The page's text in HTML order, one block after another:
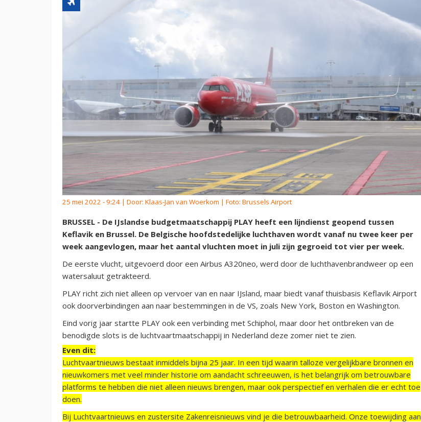
25 mei 2022 - 9:24 | Door: Klaas-Jan van Woerkom | Foto: Brussels Airport
BRUSSEL - De IJslandse budgetmaatschappij PLAY heeft een lijndienst geopend tussen
Keflavik en Brussel. De Belgische hoofdstedelijke luchthaven wordt vanaf nu twee keer per
week aangevlogen, maar het aantal vluchten moet in juli zijn gegroeid tot vier per week.
De eerste vlucht, uitgevoerd door een Airbus A320neo, werd door de luchthavenbrandweer op een
watersaluut getrakteerd.
PLAY richt zich niet alleen op vervoer van en naar IJsland, maar biedt vanaf thuisbasis Keflavik Airport
ook doorverbindingen aan naar bestemmingen in de VS, zoals New York, Boston en Washington.
Eind vorig jaar startte PLAY ook een verbinding met Schiphol, maar door het ontbreken van de
benodigde slots is de luchtvaartmaatschappij in Nederland deze zomer niet te zien.
Even dit:
Luchtvaartnieuws bestaat inmiddels bijna 25 jaar. In een tijd waarin talloze vergelijkbare bronnen en
nieuwkomers met veel minder historie om aandacht schreeuwen, is het belangrijk om betrouwbare
platforms te hebben die niet alleen nieuws brengen, maar ook perspectief en verhalen die er echt toe
doen.
Bij Luchtvaartnieuws en zustersite Zakenreisnieuws vind je die betrouwbaarheid. Onze toewijding aan